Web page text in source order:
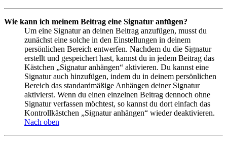
Wie kann ich meinem Beitrag eine Signatur anfügen?
Um eine Signatur an deinen Beitrag anzufügen, musst du
zunächst eine solche in den Einstellungen in deinem
persönlichen Bereich entwerfen. Nachdem du die Signatur
erstellt und gespeichert hast, kannst du in jedem Beitrag das
Kästchen „Signatur anhängen“ aktivieren. Du kannst eine
Signatur auch hinzufügen, indem du in deinem persönlichen
Bereich das standardmäßige Anhängen deiner Signatur
aktivierst. Wenn du einen einzelnen Beitrag dennoch ohne
Signatur verfassen möchtest, so kannst du dort einfach das
Kontrollkästchen „Signatur anhängen“ wieder deaktivieren.
Nach oben